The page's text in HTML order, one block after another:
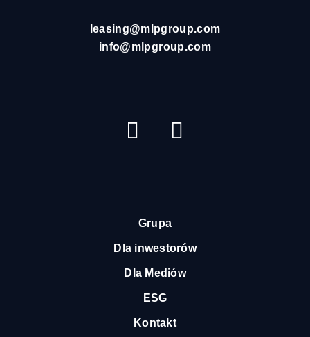
leasing@mlpgroup.com
info@mlpgroup.com
Grupa
Dla inwestorów
Dla Mediów
ESG
Kontakt